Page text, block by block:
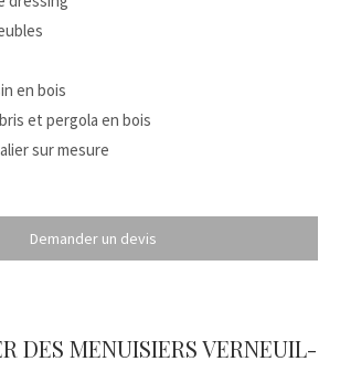
en bois
et pergola en bois
sur mesure
Demander un devis
DES MENUISIERS VERNEUIL-